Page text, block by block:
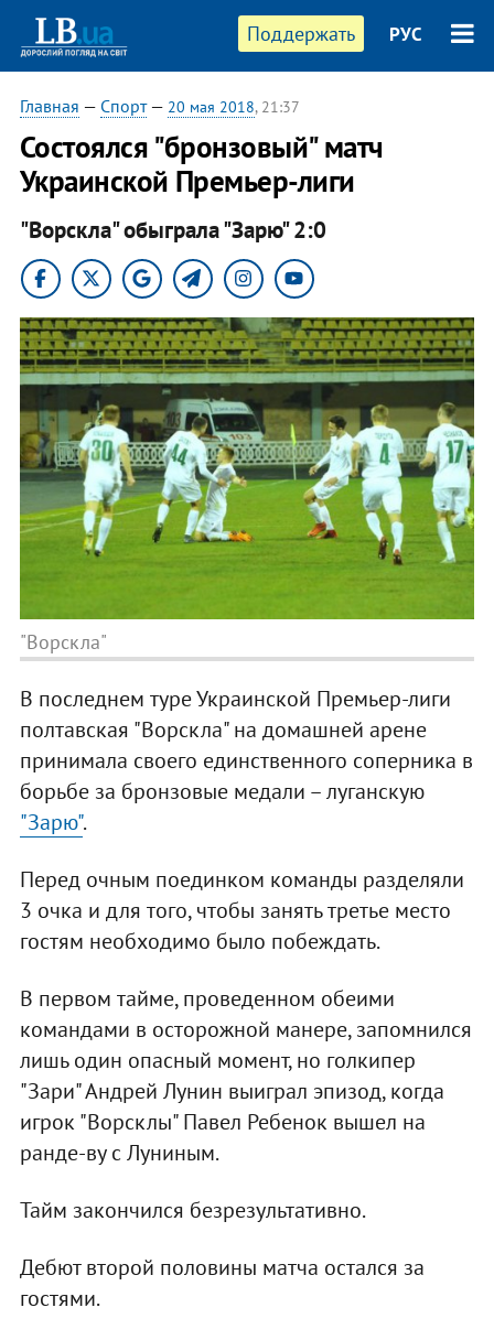
Поддержать РУС
Главная — Спорт— 20 мая 2018, 21:37
Состоялся "бронзовый" матч
Украинской Премьер-лиги
"Ворскла" обыграла "Зарю" 2:0
"Ворскла"
В последнем туре Украинской Премьер-лиги
полтавская "Ворскла" на домашней арене
принимала своего единственного соперника в
борьбе за бронзовые медали – луганскую
"Зарю".
Перед очным поединком команды разделяли
3 очка и для того, чтобы занять третье место
гостям необходимо было побеждать.
В первом тайме, проведенном обеими
командами в осторожной манере, запомнился
лишь один опасный момент, но голкипер
"Зари" Андрей Лунин выиграл эпизод, когда
игрок "Ворсклы" Павел Ребенок вышел на
ранде-ву с Луниным.
Тайм закончился безрезультативно.
Дебют второй половины матча остался за
гостями.